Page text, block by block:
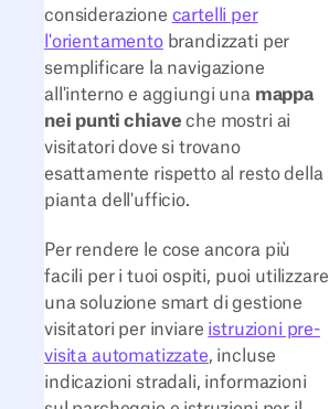
considerazione cartelli per
l'orientamentobrandizzati per
semplificare la navigazione
all'interno e aggiungi una mappa
nei punti chiave che mostri ai
visitatori dove si trovano
esattamente rispetto al resto della
pianta dell'ufficio.
Per rendere le cose ancora più
facili per i tuoi ospiti, puoi utilizzare
una soluzione smart di gestione
visitatori per inviare istruzioni pre-
visita automatizzate, incluse
indicazioni stradali, informazioni